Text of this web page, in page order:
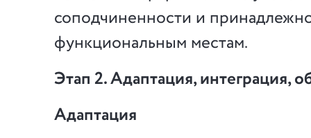
соподчиненности и
функциональным местам.
Этап 2. Адаптация, интеграция,
Адаптация